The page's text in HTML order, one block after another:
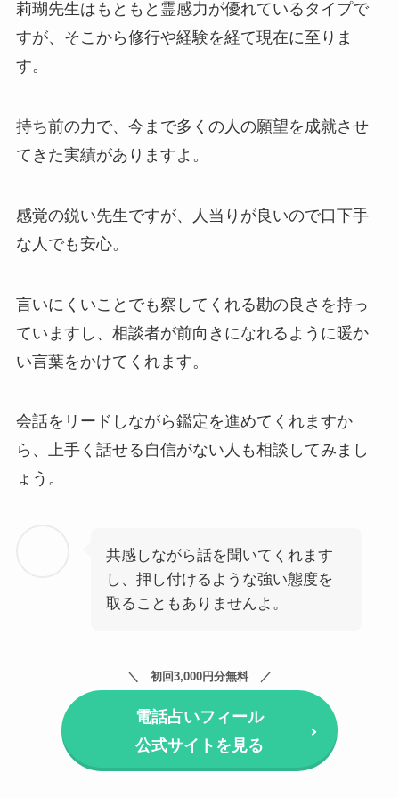
莉瑚先生はもともと霊感力が優れているタイプで
すが、そこから修行や経験を経て現在に至りま
す。
持ち前の力で、今まで多くの人の願望を成就させ
てきた実績がありますよ。
感覚の鋭い先生ですが、人当りが良いので口下手
な人でも安心。
言いにくいことでも察してくれる勘の良さを持っ
ていますし、相談者が前向きになれるように暖か
い言葉をかけてくれます。
会話をリードしながら鑑定を進めてくれますか
ら、上手く話せる自信がない人も相談してみまし
ょう。
共感しながら話を聞いてくれます
し、押し付けるような強い態度を
取ることもありませんよ。
初回3,000円分無料
電話占いフィール
公式サイトを見る